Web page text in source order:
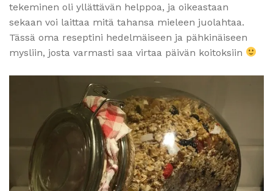
tekeminen oli yllättävän helppoa, ja oikeastaan
sekaan voi laittaa mitä tahansa mieleen juolahtaa.
Tässä oma reseptini hedelmäiseen ja pähkinäiseen
mysliin, josta varmasti saa virtaa päivän koitoksiin